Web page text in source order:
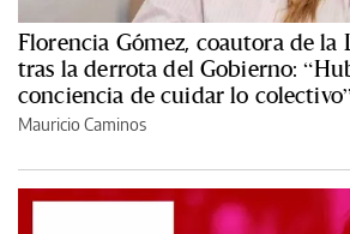
Florencia Gómez, coautora de la
tras la derrota del Gobierno:
conciencia de cuidar lo
Mauricio Caminos